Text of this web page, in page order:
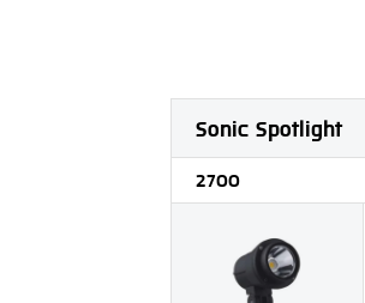
Sonic Spotlight
2700